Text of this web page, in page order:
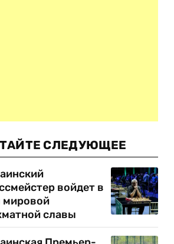
СЛЕДУЮЩЕЕ
войдет в
мировой
славы